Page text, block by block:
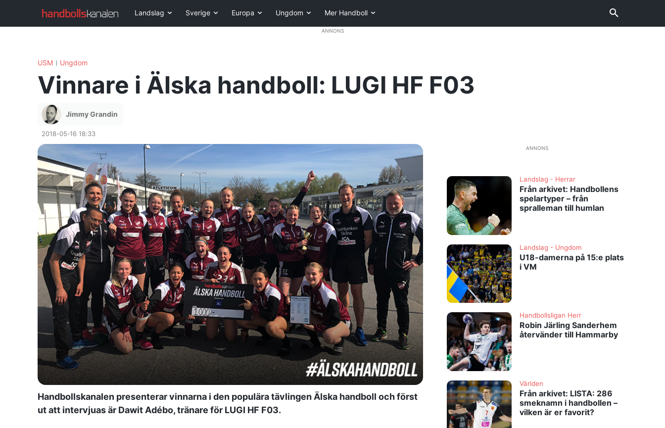
Landslag Sverige Europa Ungdom Mer Handboll
ANNONS
USM Ungdom
Vinnare i Älska handboll: LUGI HF F03
Jimmy Grandin
2018-05-16 18:33
Handbollskanalen presenterar vinnarna i den populära tävlingen Älska handboll och först
ut att intervjuas är Dawit Adébo, tränare för LUGI HF F03.
ANNONS
Landslag - Herrar
Från arkivet: Handbollens
spelartyper – från
spralleman till humlan
Landslag - Ungdom
U18-damerna på 15:e plats
i VM
Handbollsligan Herr
Robin Järling Sanderhem
återvänder till Hammarby
Världen
Från arkivet: LISTA: 286
smeknamn i handbollen –
vilken är er favorit?